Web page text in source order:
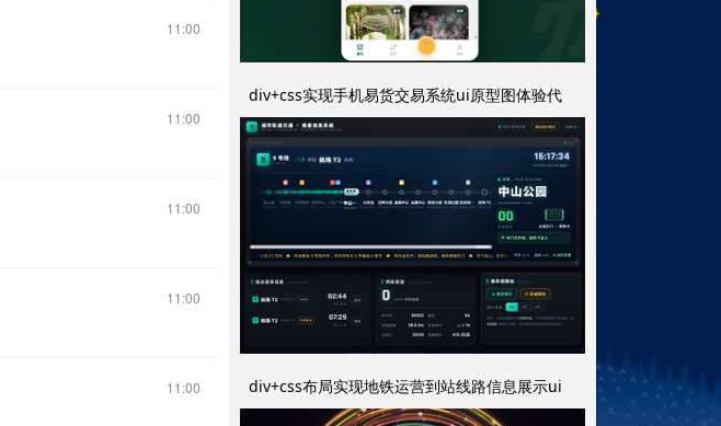
div+css实现手机易货交易系统ui原型图体验代
码
div+css布局实现地铁运营到站线路信息展示ui
代码